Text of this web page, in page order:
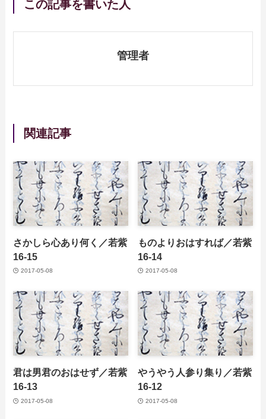
この記事を書いた人
管理者
関連記事
さかしら心あり何く／若紫
16-15
2017-05-08
ものよりおはすれば／若紫
16-14
2017-05-08
君は男君のおはせず／若紫
16-13
2017-05-08
やうやう人参り集り／若紫
16-12
2017-05-08